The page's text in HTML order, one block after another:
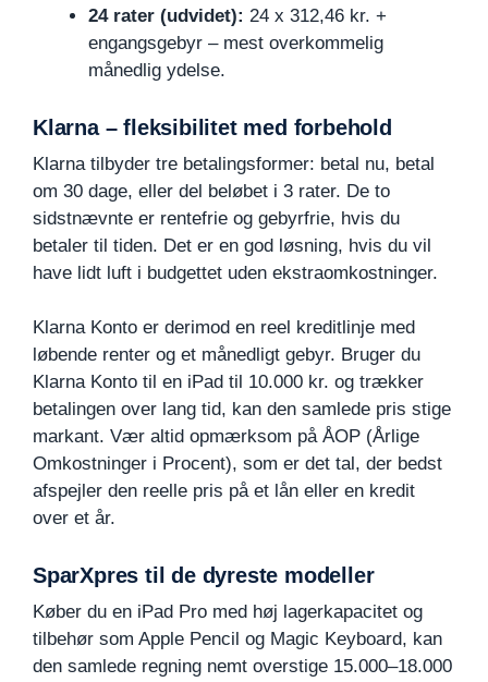
24 rater (udvidet): 24 x 312,46 kr. +
engangsgebyr – mest overkommelig
månedlig ydelse.
Klarna – fleksibilitet med forbehold
Klarna tilbyder tre betalingsformer: betal nu, betal
om 30 dage, eller del beløbet i 3 rater. De to
sidstnævnte er rentefrie og gebyrfrie, hvis du
betaler til tiden. Det er en god løsning, hvis du vil
have lidt luft i budgettet uden ekstraomkostninger.
Klarna Konto er derimod en reel kreditlinje med
løbende renter og et månedligt gebyr. Bruger du
Klarna Konto til en iPad til 10.000 kr. og trækker
betalingen over lang tid, kan den samlede pris stige
markant. Vær altid opmærksom på ÅOP (Årlige
Omkostninger i Procent), som er det tal, der bedst
afspejler den reelle pris på et lån eller en kredit
over et år.
SparXpres til de dyreste modeller
Køber du en iPad Pro med høj lagerkapacitet og
tilbehør som Apple Pencil og Magic Keyboard, kan
den samlede regning nemt overstige 15.000–18.000